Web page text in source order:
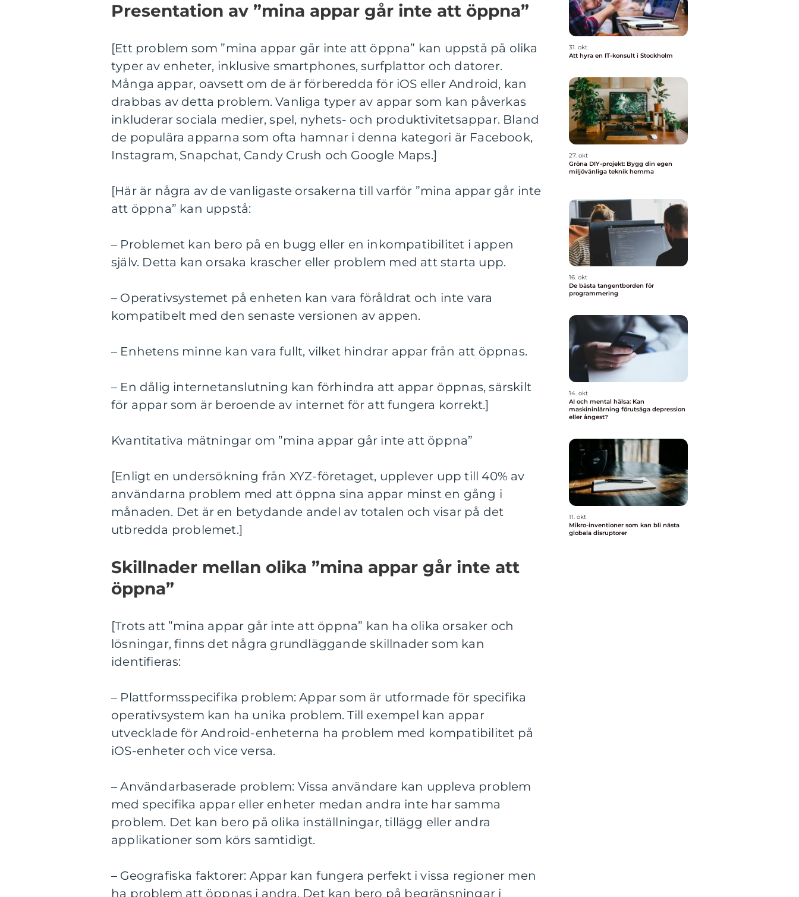
Presentation av ”mina appar går inte att öppna”
[Ett problem som ”mina appar går inte att öppna” kan uppstå på olika
typer av enheter, inklusive smartphones, surfplattor och datorer.
Många appar, oavsett om de är förberedda för iOS eller Android, kan
drabbas av detta problem. Vanliga typer av appar som kan påverkas
inkluderar sociala medier, spel, nyhets- och produktivitetsappar. Bland
de populära apparna som ofta hamnar i denna kategori är Facebook,
Instagram, Snapchat, Candy Crush och Google Maps.]
[Här är några av de vanligaste orsakerna till varför ”mina appar går inte
att öppna” kan uppstå:
– Problemet kan bero på en bugg eller en inkompatibilitet i appen
själv. Detta kan orsaka krascher eller problem med att starta upp.
– Operativsystemet på enheten kan vara föråldrat och inte vara
kompatibelt med den senaste versionen av appen.
– Enhetens minne kan vara fullt, vilket hindrar appar från att öppnas.
– En dålig internetanslutning kan förhindra att appar öppnas, särskilt
för appar som är beroende av internet för att fungera korrekt.]
Kvantitativa mätningar om ”mina appar går inte att öppna”
[Enligt en undersökning från XYZ-företaget, upplever upp till 40% av
användarna problem med att öppna sina appar minst en gång i
månaden. Det är en betydande andel av totalen och visar på det
utbredda problemet.]
Skillnader mellan olika ”mina appar går inte att
öppna”
[Trots att ”mina appar går inte att öppna” kan ha olika orsaker och
lösningar, finns det några grundläggande skillnader som kan
identifieras:
– Plattformsspecifika problem: Appar som är utformade för specifika
operativsystem kan ha unika problem. Till exempel kan appar
utvecklade för Android-enheterna ha problem med kompatibilitet på
iOS-enheter och vice versa.
– Användarbaserade problem: Vissa användare kan uppleva problem
med specifika appar eller enheter medan andra inte har samma
problem. Det kan bero på olika inställningar, tillägg eller andra
applikationer som körs samtidigt.
– Geografiska faktorer: Appar kan fungera perfekt i vissa regioner men
ha problem att öppnas i andra. Det kan bero på begränsningar i
31. okt
Att hyra en IT-konsult i Stockholm
27. okt
Gröna DIY-projekt: Bygg din egen
miljövänliga teknik hemma
16. okt
De bästa tangentborden för
programmering
14. okt
AI och mental hälsa: Kan
maskininlärning förutsäga depression
eller ångest?
11. okt
Mikro-inventioner som kan bli nästa
globala disruptorer